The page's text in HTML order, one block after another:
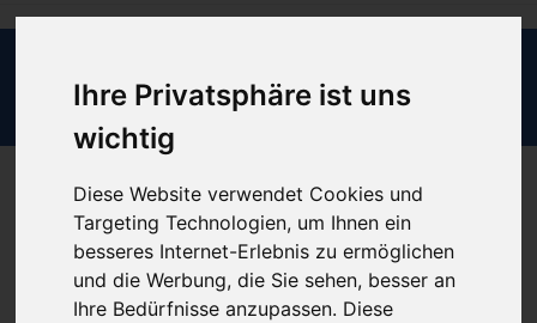
Ihre Privatsphäre ist uns
wichtig
Diese Website verwendet Cookies und
Targeting Technologien, um Ihnen ein
besseres Internet-Erlebnis zu ermöglichen
und die Werbung, die Sie sehen, besser an
Ihre Bedürfnisse anzupassen. Diese
TheraPEP System mit Kindermaske
Produkt empfehlen
Kein Preis bekannt